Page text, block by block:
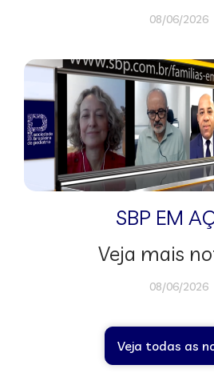
08/06/2026
SBP EM
Veja mais
08/06/2026
Veja todas as